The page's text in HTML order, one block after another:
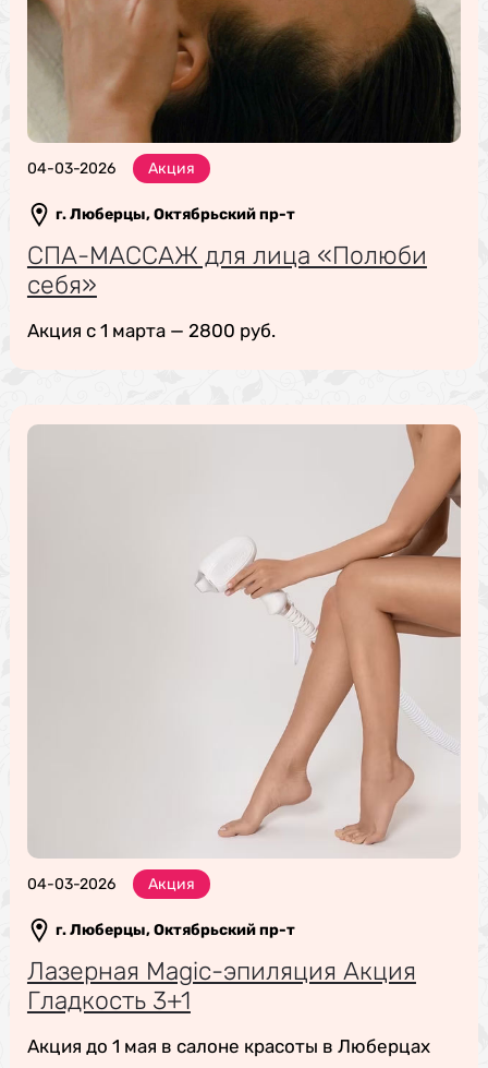
04-03-2026 Акция
г. Люберцы, Октябрьский пр-т
СПА-МАССАЖ для лица «Полюби
себя»
Акция с 1 марта — 2800 руб.
04-03-2026 Акция
г. Люберцы, Октябрьский пр-т
Лазерная Magic-эпиляция Акция
Гладкость 3+1
Акция до 1 мая в салоне красоты в Люберцах